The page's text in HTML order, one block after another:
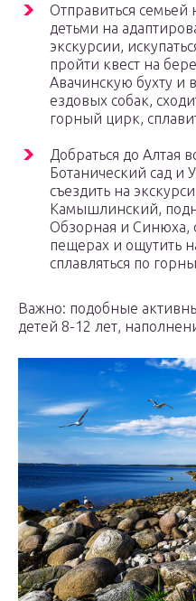
Отправиться семьей
детьми на
экскурсии,
пройти квест на
Авачинскую бухту и
ездовых собак,
горный цирк,
Добраться до Алтая
Ботанический сад и
съездить на
Камышлинский,
Обзорная и Синюха,
пещерах и ощутить
сплавляться по
Важно: подобные
детей 8-12 лет,